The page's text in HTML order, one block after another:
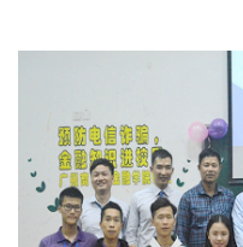
党员大会。会计学院全体
党支部书记袁翠珍主持。 大会组织学习十九大通过的
《中国共产党章程（修
作的修改进行详细阐述
会主义思想同马克思列宁
论、“三个代表”重要思想
思想并写入党章，把坚定